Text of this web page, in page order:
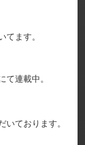
てます。
て連載中。
いております。